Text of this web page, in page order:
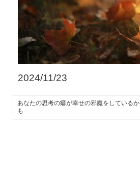
2024/11/23
あなたの思考の癖が幸せの邪魔をしているか
も